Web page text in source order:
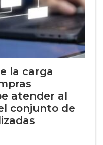
la carga
atender al
conjunto de